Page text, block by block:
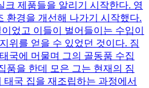
크 제품들을 알리기 시작한다. 영
환경을 개선해 나가기 시작했다.
었고 이들이 벌어들이는 수입이
위를 얻을 수 있었던 것이다. 짐
국에 머물며 그의 골동품 수집
품을 한데 모은 그는 현재의 짐
국 집을 재조립하는 과정에서